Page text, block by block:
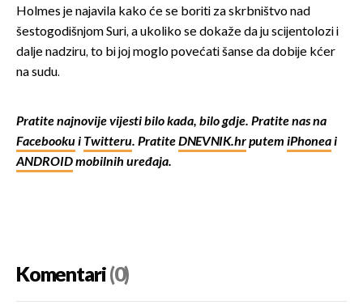
Holmes je najavila kako će se boriti za skrbništvo nad
šestogodišnjom Suri, a ukoliko se dokaže da ju scijentolozi i
dalje nadziru, to bi joj moglo povećati šanse da dobije kćer
na sudu.
Pratite najnovije vijesti bilo kada, bilo gdje. Pratite nas na
Facebookui Twitteru. PratiteDNEVNIK.hrputem iPhoneai
ANDROIDmobilnih uređaja.
Komentari(0)